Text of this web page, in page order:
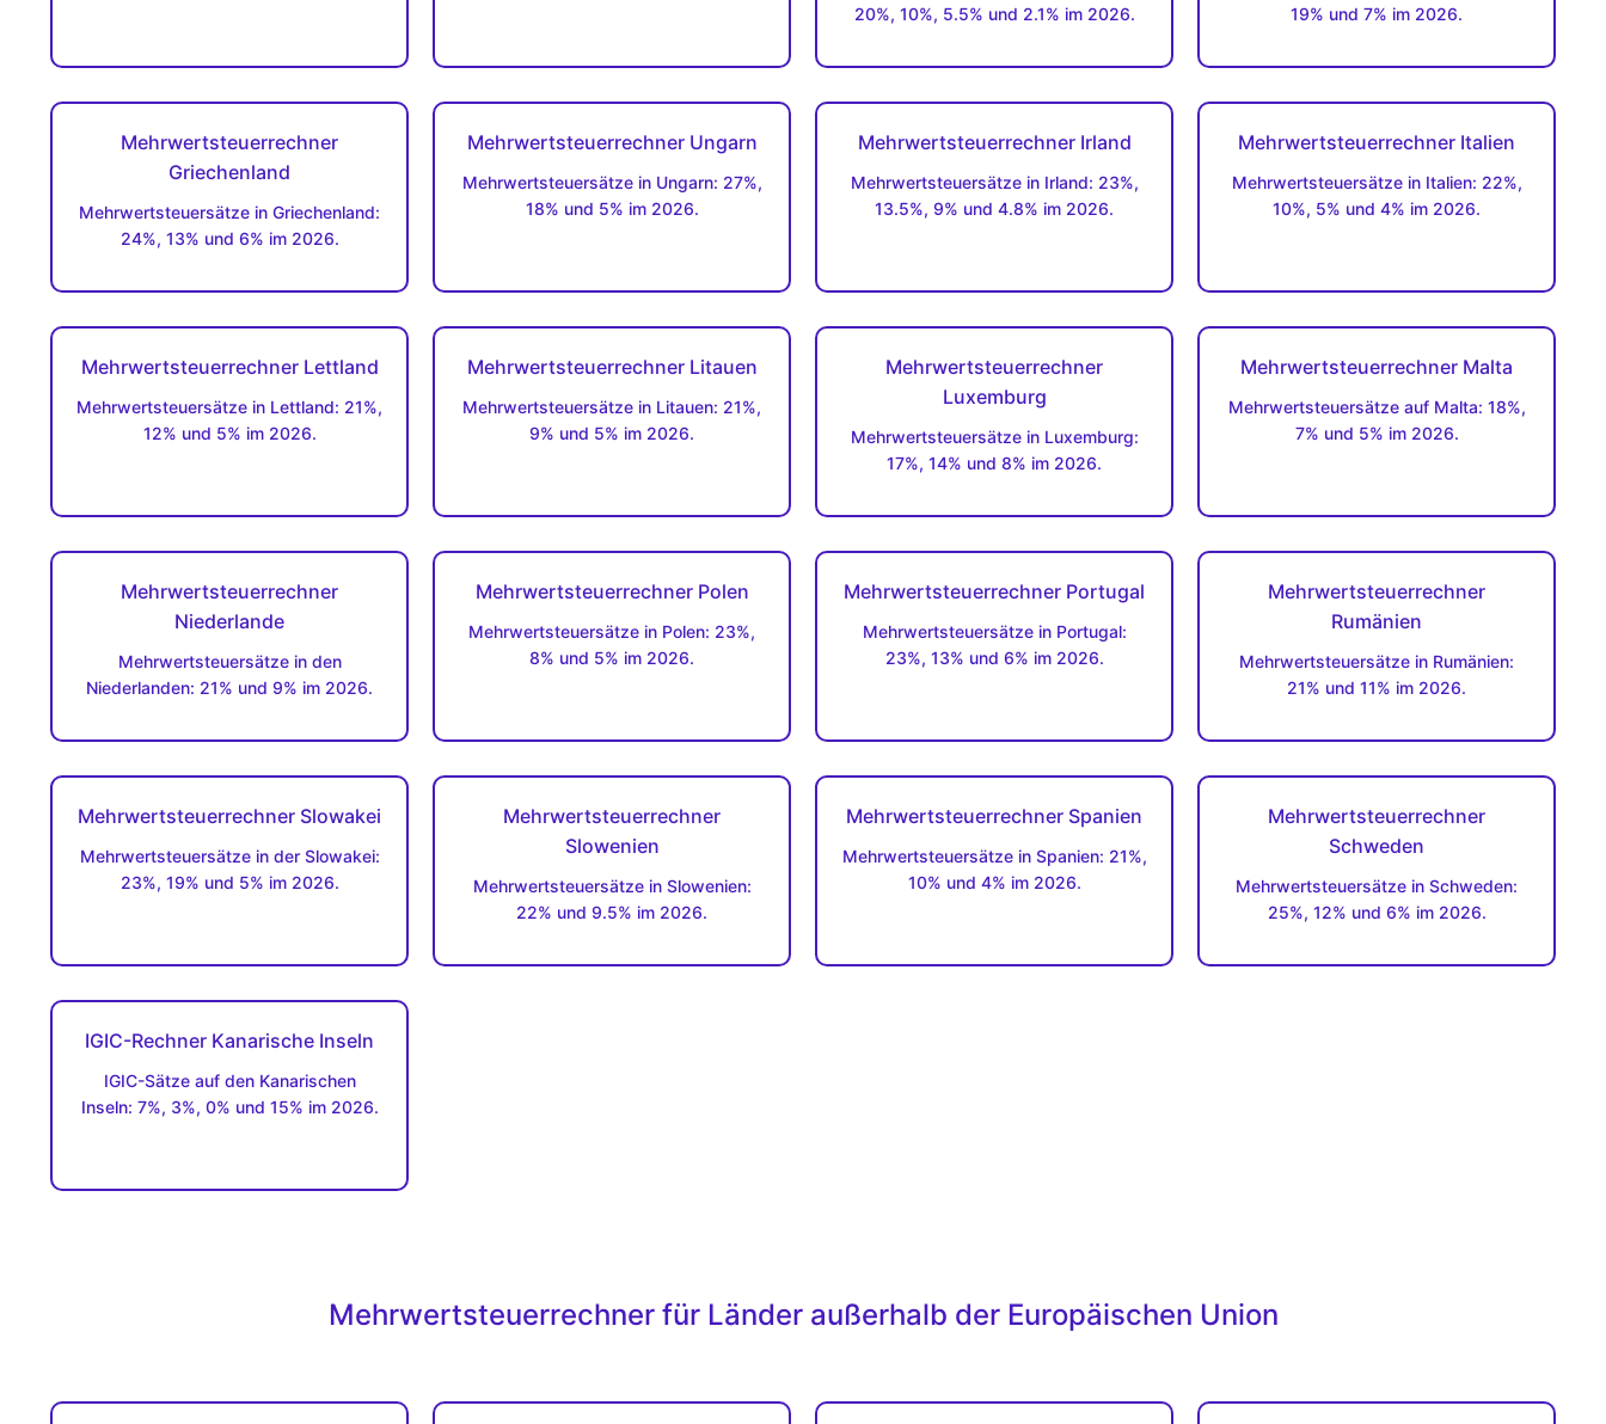
20%, 10%, 5.5% und 2.1% im 2026.
19% und 7% im 2026.
Mehrwertsteuerrechner
Griechenland
Mehrwertsteuersätze in Griechenland:
24%, 13% und 6% im 2026.
Mehrwertsteuerrechner Ungarn
Mehrwertsteuersätze in Ungarn: 27%,
18% und 5% im 2026.
Mehrwertsteuerrechner Irland
Mehrwertsteuersätze in Irland: 23%,
13.5%, 9% und 4.8% im 2026.
Mehrwertsteuerrechner Italien
Mehrwertsteuersätze in Italien: 22%,
10%, 5% und 4% im 2026.
Mehrwertsteuerrechner Lettland
Mehrwertsteuersätze in Lettland: 21%,
12% und 5% im 2026.
Mehrwertsteuerrechner Litauen
Mehrwertsteuersätze in Litauen: 21%,
9% und 5% im 2026.
Mehrwertsteuerrechner
Luxemburg
Mehrwertsteuersätze in Luxemburg:
17%, 14% und 8% im 2026.
Mehrwertsteuerrechner Malta
Mehrwertsteuersätze auf Malta: 18%,
7% und 5% im 2026.
Mehrwertsteuerrechner
Niederlande
Mehrwertsteuersätze in den
Niederlanden: 21% und 9% im 2026.
Mehrwertsteuerrechner Polen
Mehrwertsteuersätze in Polen: 23%,
8% und 5% im 2026.
Mehrwertsteuerrechner Portugal
Mehrwertsteuersätze in Portugal:
23%, 13% und 6% im 2026.
Mehrwertsteuerrechner
Rumänien
Mehrwertsteuersätze in Rumänien:
21% und 11% im 2026.
Mehrwertsteuerrechner Slowakei
Mehrwertsteuersätze in der Slowakei:
23%, 19% und 5% im 2026.
Mehrwertsteuerrechner
Slowenien
Mehrwertsteuersätze in Slowenien:
22% und 9.5% im 2026.
Mehrwertsteuerrechner Spanien
Mehrwertsteuersätze in Spanien: 21%,
10% und 4% im 2026.
Mehrwertsteuerrechner
Schweden
Mehrwertsteuersätze in Schweden:
25%, 12% und 6% im 2026.
IGIC-Rechner Kanarische Inseln
IGIC-Sätze auf den Kanarischen
Inseln: 7%, 3%, 0% und 15% im 2026.
Mehrwertsteuerrechner für Länder außerhalb der Europäischen Union